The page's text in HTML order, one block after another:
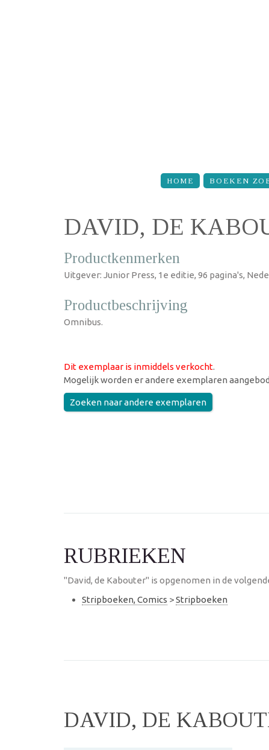
HOME BOEKEN
DAVID, DE
Productkenmerken
Uitgever: Junior Press, 1e editie, 96 pagina's,
Productbeschrijving
Omnibus.
Dit exemplaar is inmiddels verkocht.
Mogelijk worden er andere exemplaren
Zoeken naar andere exemplaren
RUBRIEKEN
"David, de Kabouter" is opgenomen in de
Stripboeken, Comics >Stripboeken
DAVID, DE